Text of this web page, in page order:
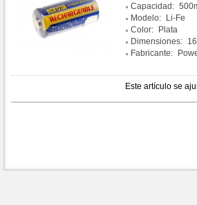
Capacidad:
Modelo:
Li-Fe
Color:
Plata
Dimensiones:
Fabricante:
Este artículo se